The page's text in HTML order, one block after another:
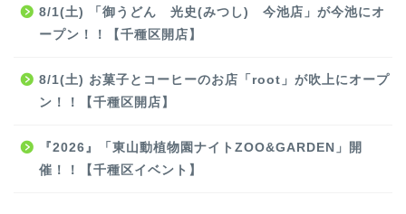
8/1(土) 「御うどん 光史(みつし) 今池店」が今池にオ
ープン！！【千種区開店】
8/1(土) お菓子とコーヒーのお店「root」が吹上にオープ
ン！！【千種区開店】
『2026』「東山動植物園ナイトZOO&GARDEN」開
催！！【千種区イベント】